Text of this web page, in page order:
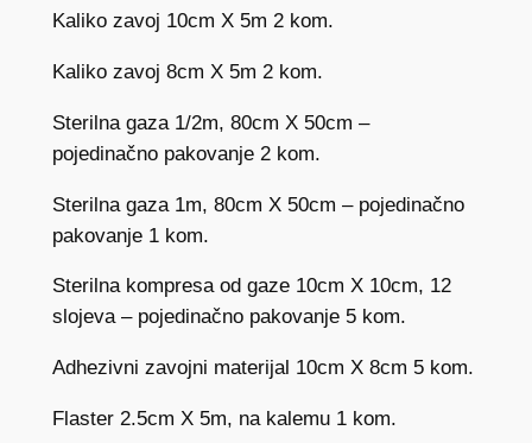
A
o
i
č
i
n
Kaliko zavoj 10cm X 5m 2 kom.
Kaliko zavoj 8cm X 5m 2 kom.
Sterilna gaza 1/2m, 80cm X 50cm –
pojedinačno pakovanje 2 kom.
Sterilna gaza 1m, 80cm X 50cm – pojedinačno
pakovanje 1 kom.
Sterilna kompresa od gaze 10cm X 10cm, 12
slojeva – pojedinačno pakovanje 5 kom.
Adhezivni zavojni materijal 10cm X 8cm 5 kom.
Flaster 2.5cm X 5m, na kalemu 1 kom.